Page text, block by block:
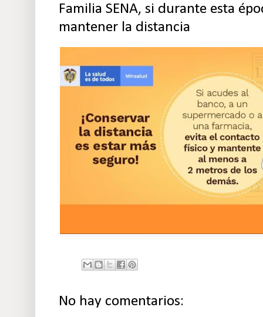
Familia SENA, si durante esta
mantener la distancia
No hay comentarios: